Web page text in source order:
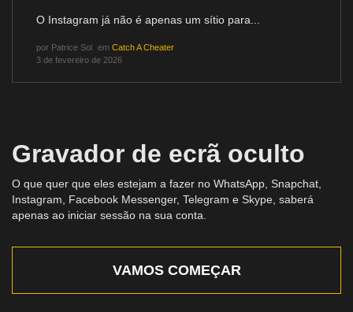
O Instagram já não é apenas um sítio para...
por Patrice Sol em Catch A Cheater
3 de fevereiro de 2026
Gravador de ecrã oculto
O que quer que eles estejam a fazer no WhatsApp, Snapchat,
Instagram, Facebook Messenger, Telegram e Skype, saberá
apenas ao iniciar sessão na sua conta.
VAMOS COMEÇAR